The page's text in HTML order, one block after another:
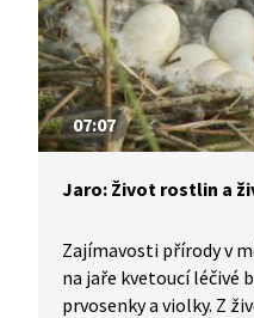
mochny a vzácné
07:07
Jaro: Život rostlin a
Zajímavosti přírody v
na jaře kvetoucí léčivé
prvosenky a violky. Z